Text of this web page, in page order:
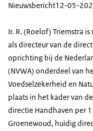
Nieuwsbericht12-05-
Ir. R. (Roelof) Triemstra
als directeur van de
oprichting bij de
(NVWA) onderdeel van
Voedselzekerheid en
plaats in het kader van
directie Handhaven per
Groenewoud, huidig